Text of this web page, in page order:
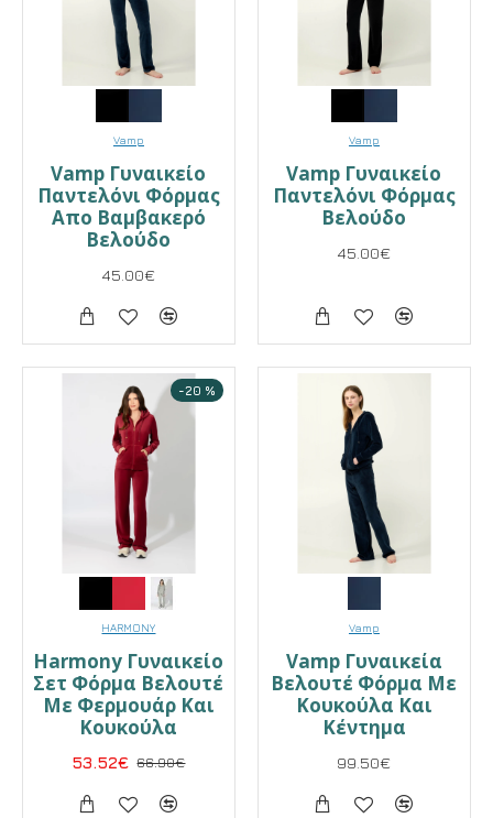
Vamp
Vamp Γυναικείο
Παντελόνι Φόρμας
Απο Βαμβακερό
Βελούδο
45.00€
Vamp
Vamp Γυναικείο
Παντελόνι Φόρμας
Βελούδο
45.00€
-20 %
HARMONY
Harmony Γυναικείο
Σετ Φόρμα Βελουτέ
Με Φερμουάρ Και
Κουκούλα
53.52€ 66.90€
Vamp
Vamp Γυναικεία
Βελουτέ Φόρμα Με
Κουκούλα Και
Κέντημα
99.50€